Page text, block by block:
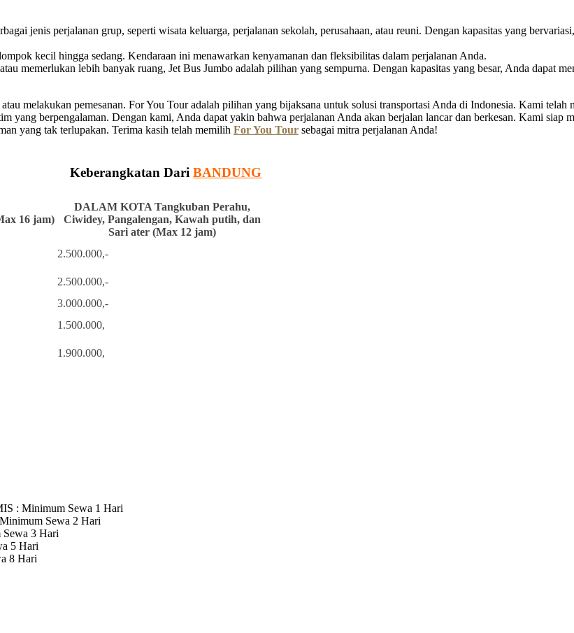
jenis perjalanan grup, seperti wisata keluarga, perjalanan sekolah, perusahaan, atau reuni. Dengan kapasitas yang
kecil hingga sedang. Kendaraan ini menawarkan kenyamanan dan fleksibilitas dalam perjalanan Anda.
memerlukan lebih banyak ruang, Jet Bus Jumbo adalah pilihan yang sempurna. Dengan kapasitas yang besar, Anda dapat
melakukan pemesanan. For You Tour adalah pilihan yang bijaksana untuk solusi transportasi Anda di Indonesia. Kami telah
yang berpengalaman. Dengan kami, Anda dapat yakin bahwa perjalanan Anda akan berjalan lancar dan berkesan. Kami siap
yang tak terlupakan. Terima kasih telah memilih For You Tour sebagai mitra perjalanan Anda!
Keberangkatan Dari BANDUNG
16 jam)
DALAM KOTA Tangkuban Perahu,
Ciwidey, Pangalengan, Kawah putih, dan
Sari ater (Max 12 jam)
2.500.000,-
2.500.000,-
3.000.000,-
1.500.000,
1.900.000,
: Minimum Sewa 1 Hari
Sewa 2 Hari
3 Hari
5 Hari
8 Hari